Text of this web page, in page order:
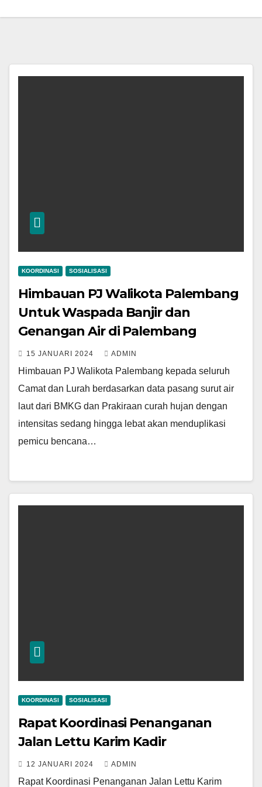
KOORDINASI SOSIALISASI
Himbauan PJ Walikota Palembang
Untuk Waspada Banjir dan
Genangan Air di Palembang
15 JANUARI 2024 ADMIN
Himbauan PJ Walikota Palembang kepada seluruh
Camat dan Lurah berdasarkan data pasang surut air
laut dari BMKG dan Prakiraan curah hujan dengan
intensitas sedang hingga lebat akan menduplikasi
pemicu bencana…
KOORDINASI SOSIALISASI
Rapat Koordinasi Penanganan
Jalan Lettu Karim Kadir
12 JANUARI 2024 ADMIN
Rapat Koordinasi Penanganan Jalan Lettu Karim